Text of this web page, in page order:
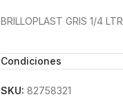
BRILLOPLAST GRIS 1/4 LTR
Condiciones
SKU: 82758321